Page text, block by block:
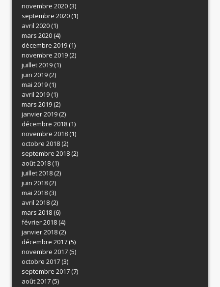
novembre 2020(3)
septembre 2020(1)
avril 2020(1)
mars 2020(4)
décembre 2019(1)
novembre 2019(2)
juillet 2019(1)
juin 2019(2)
mai 2019(1)
avril 2019(1)
mars 2019(2)
janvier 2019(2)
décembre 2018(1)
novembre 2018(1)
octobre 2018(2)
septembre 2018(2)
août 2018(1)
juillet 2018(2)
juin 2018(2)
mai 2018(3)
avril 2018(2)
mars 2018(6)
février 2018(4)
janvier 2018(2)
décembre 2017(5)
novembre 2017(5)
octobre 2017(3)
septembre 2017(7)
août 2017(5)